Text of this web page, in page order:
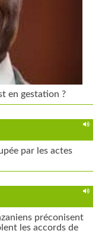
en gestation ?
par les actes
préconisent
les accords de